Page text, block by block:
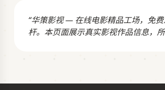
“华策影视 — 在线电影精品工场，免
杆。本页面展示真实影视作品信息，